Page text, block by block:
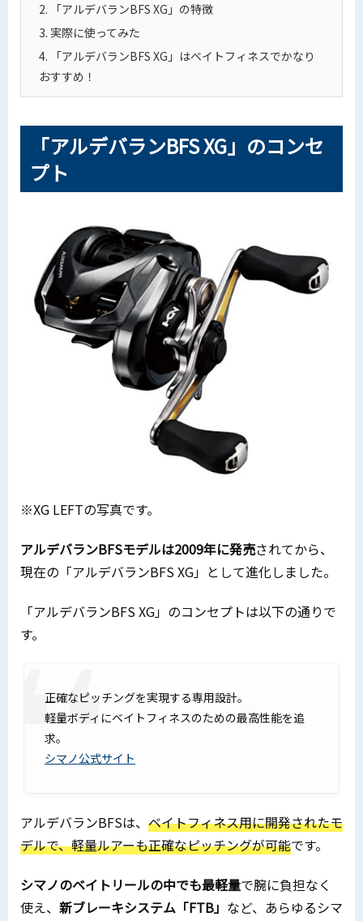
2. 「アルデバランBFS XG」の特徴
3. 実際に使ってみた
4. 「アルデバランBFS XG」はベイトフィネスでかなり
おすすめ！
「アルデバランBFS XG」のコンセ
プト
※XG LEFTの写真です。
アルデバランBFSモデルは2009年に発売されてから、
現在の「アルデバランBFS XG」として進化しました。
「アルデバランBFS XG」のコンセプトは以下の通りで
す。
正確なピッチングを実現する専用設計。
軽量ボディにベイトフィネスのための最高性能を追
求。
シマノ公式サイト
アルデバランBFSは、 ベイトフィネス用に開発されたモ
デルで、軽量ルアーも正確なピッチングが可能です。
シマノのベイトリールの中でも最軽量で腕に負担なく
使え、 新ブレーキシステム「FTB」 など、あらゆるシマ